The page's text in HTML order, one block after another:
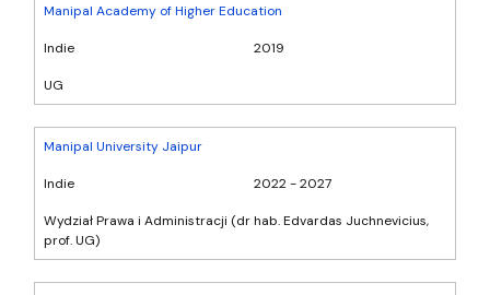
Manipal Academy of Higher Education
Indie 2019
UG
Manipal University Jaipur
Indie 2022 - 2027
Wydział Prawa i Administracji (dr hab. Edvardas Juchnevicius,
prof. UG)